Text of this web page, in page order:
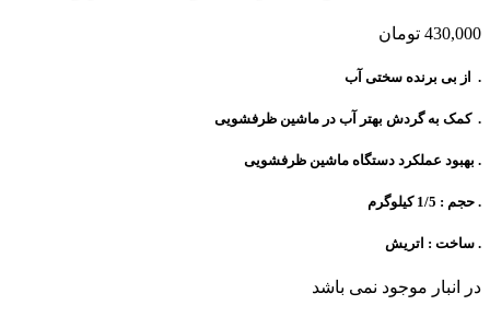
430,000 تومان
. از بی برنده سختی آب
. کمک به گردش بهتر آب در ماشین ظرفشویی
. بهبود عملکرد دستگاه ماشین ظرفشویی
. حجم : 1/5 کیلوگرم
. ساخت : اتریش
در انبار موجود نمی باشد